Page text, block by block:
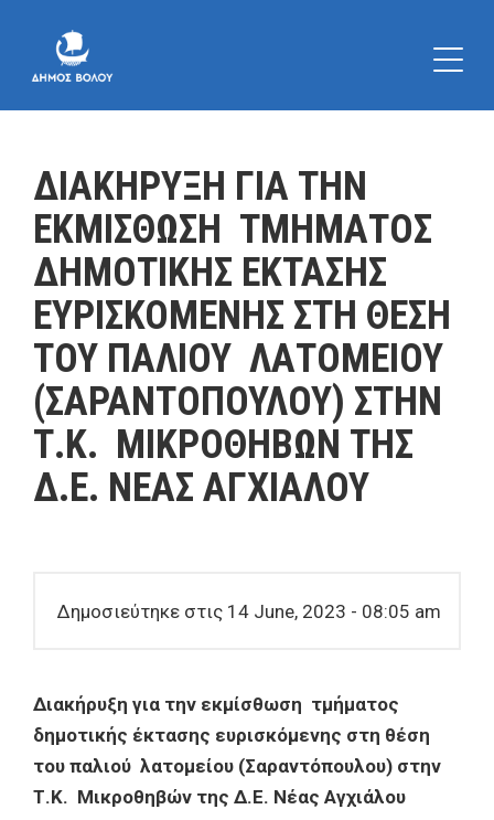
ΔΙΑΚΗΡΥΞΗ ΓΙΑ ΤΗΝ
ΕΚΜΙΣΘΩΣΗ ΤΜΗΜΑΤΟΣ
ΔΗΜΟΤΙΚΗΣ ΕΚΤΑΣΗΣ
ΕΥΡΙΣΚΟΜΕΝΗΣ ΣΤΗ ΘΕΣΗ
ΤΟΥ ΠΑΛΙΟΥ ΛΑΤΟΜΕΙΟΥ
(ΣΑΡΑΝΤΟΠΟΥΛΟΥ) ΣΤΗΝ
Τ.Κ. ΜΙΚΡΟΘΗΒΩΝ ΤΗΣ
Δ.Ε. ΝΕΑΣ ΑΓΧΙΑΛΟΥ
Δημοσιεύτηκε στις 14 June, 2023 - 08:05 am
Διακήρυξη για την εκμίσθωση τμήματος
δημοτικής έκτασης ευρισκόμενης στη θέση
του παλιού λατομείου (Σαραντόπουλου) στην
Τ.Κ. Μικροθηβών της Δ.Ε. Νέας Αγχιάλου